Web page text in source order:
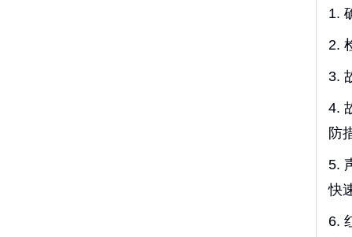
1.
2.
3.
4.
防
5.
快
6.